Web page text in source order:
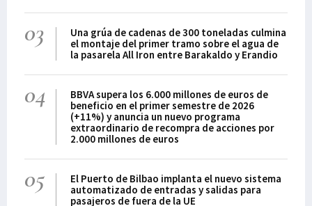
03
Una grúa de cadenas de 300 toneladas culmina
el montaje del primer tramo sobre el agua de
la pasarela All Iron entre Barakaldo y Erandio
04
BBVA supera los 6.000 millones de euros de
beneficio en el primer semestre de 2026
(+11%) y anuncia un nuevo programa
extraordinario de recompra de acciones por
2.000 millones de euros
05
El Puerto de Bilbao implanta el nuevo sistema
automatizado de entradas y salidas para
pasajeros de fuera de la UE